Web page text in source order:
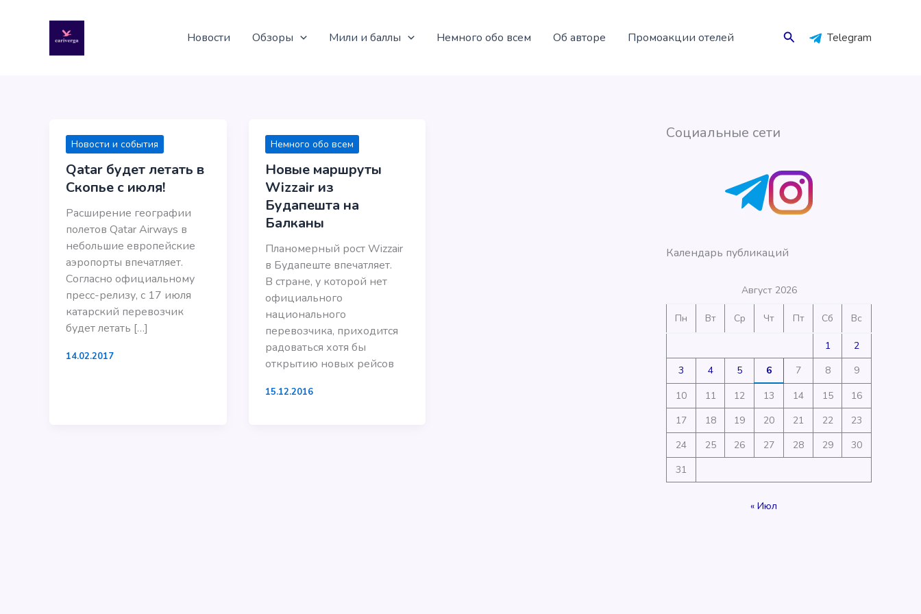
содержимому
Новости Обзоры Мили и баллы Немного обо всем Об авторе Промоакции отелей Поиск Telegram
Новости и события
Qatar будет летать в
Скопье с июля!
Расширение географии
полетов Qatar Airways в
небольшие европейские
аэропорты впечатляет.
Согласно официальному
пресс-релизу, с 17 июля
катарский перевозчик
будет летать […]
14.02.2017
Немного обо всем
Новые маршруты
Wizzair из
Будапешта на
Балканы
Планомерный рост Wizzair
в Будапеште впечатляет.
В стране, у которой нет
официального
национального
перевозчика, приходится
радоваться хотя бы
открытию новых рейсов
15.12.2016
Социальные сети
Календарь публикаций
Август 2026
Пн Вт Ср Чт Пт Сб Вс
1
2
3
4 5 6 7 8
9
10
11 12 13 14 15
16
17
18 19 20 21 22
23
24
25 26 27 28 29
30
31
« Июл